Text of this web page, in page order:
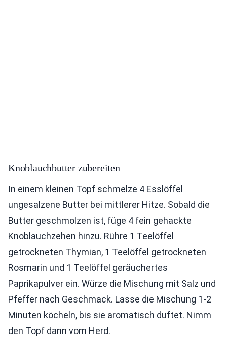
Knoblauchbutter zubereiten
In einem kleinen Topf schmelze 4 Esslöffel
ungesalzene Butter bei mittlerer Hitze. Sobald die
Butter geschmolzen ist, füge 4 fein gehackte
Knoblauchzehen hinzu. Rühre 1 Teelöffel
getrockneten Thymian, 1 Teelöffel getrockneten
Rosmarin und 1 Teelöffel geräuchertes
Paprikapulver ein. Würze die Mischung mit Salz und
Pfeffer nach Geschmack. Lasse die Mischung 1-2
Minuten köcheln, bis sie aromatisch duftet. Nimm
den Topf dann vom Herd.